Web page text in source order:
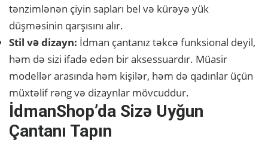
tənzimlənən çiyin sapları bel və kürəyə yük
düşməsinin qarşısını alır.
Stil və dizayn: İdman çantanız təkcə funksional deyil,
həm də sizi ifadə edən bir aksessuardır. Müasir
modellər arasında həm kişilər, həm də qadınlar üçün
müxtəlif rəng və dizaynlar mövcuddur.
İdmanShop’da Sizə Uyğun
Çantanı Tapın